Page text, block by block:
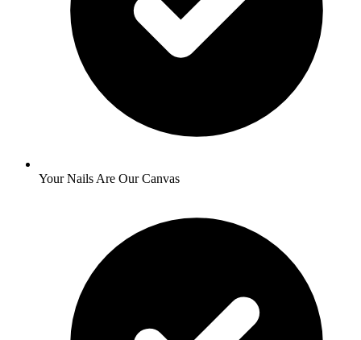
Your Nails Are Our Canvas